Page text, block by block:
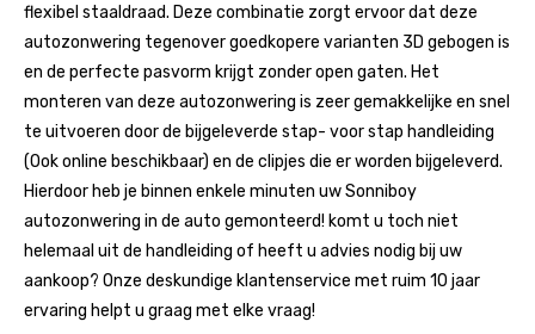
flexibel staaldraad. Deze combinatie zorgt ervoor dat deze
autozonwering tegenover goedkopere varianten 3D gebogen is
en de perfecte pasvorm krijgt zonder open gaten. Het
monteren van deze autozonwering is zeer gemakkelijke en snel
te uitvoeren door de bijgeleverde stap- voor stap handleiding
(Ook online beschikbaar) en de clipjes die er worden bijgeleverd.
Hierdoor heb je binnen enkele minuten uw Sonniboy
autozonwering in de auto gemonteerd! komt u toch niet
helemaal uit de handleiding of heeft u advies nodig bij uw
aankoop? Onze deskundige klantenservice met ruim 10 jaar
ervaring helpt u graag met elke vraag!